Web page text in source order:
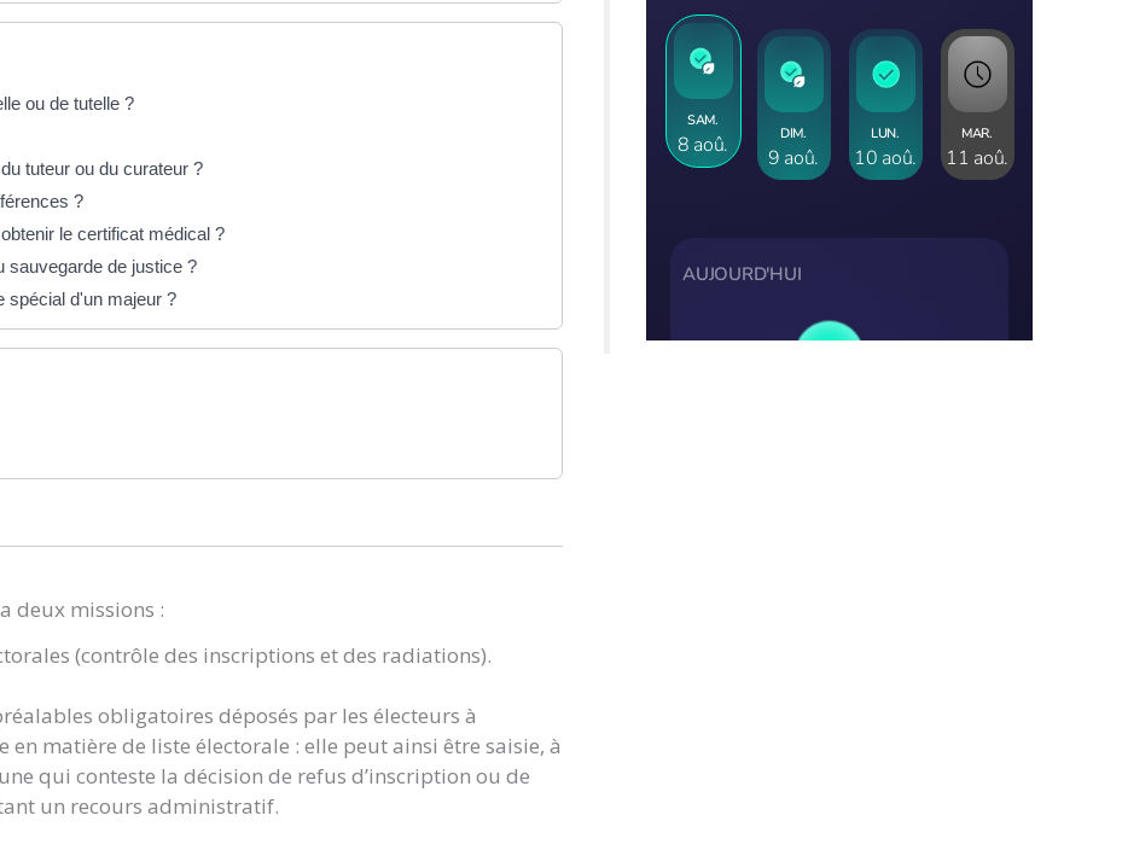
ou de tutelle ?
tuteur ou du curateur ?
?
le certificat médical ?
sauvegarde de justice ?
spécial d'un majeur ?
deux missions :
(contrôle des inscriptions et des radiations).
obligatoires déposés par les électeurs à
en matière de liste électorale : elle peut ainsi être saisie, à
qui conteste la décision de refus d’inscription ou de
un recours administratif.